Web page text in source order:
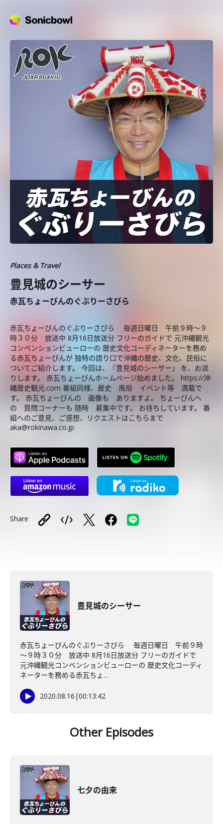
Places & Travel
豊見城のシーサー
赤瓦ちょーびんのぐぶりーさびら
赤瓦ちょーびんのぐぶりーさびら 毎週日曜日 午前９時～９
時３０分 放送中 8月16日放送分 フリーのガイドで 元沖縄観光
コンベンションビューローの 歴史文化コーディネーターを務め
る赤瓦ちょーびんが 独特の語り口で沖縄の歴史、文化、民俗に
ついてご紹介します。 今回は、『豊見城のシーサー』 を、お送
りします。 赤瓦ちょーびんホームページ始めました。 https://沖
縄歴史観光.com 番組同様、歴史 風俗 イベント等 満載で
す。 赤瓦ちょーびんの 画像も ありますよ。 ちょーびんへ
の 質問コーナーも 随時 募集中です。 お待ちしています。 番
組へのご意見、ご感想、リクエストはこちらまで
aka@rokinawa.co.jp
Share
豊見城のシーサー
赤瓦ちょーびんのぐぶりーさびら 毎週日曜日 午前９時
～９時３０分 放送中 8月16日放送分 フリーのガイドで
元沖縄観光コンベンションビューローの 歴史文化コーディ
ネーターを務める赤瓦ちょ...
2020.08.16 |00:13:42
Other Episodes
七夕の由来